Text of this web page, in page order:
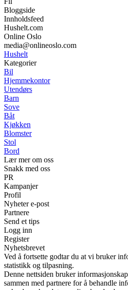
Bloggside
Innholdsfeed
Hushelt.com
Online Oslo
media@onlineoslo.com
Hushelt
Kategorier
Bil
Hjemmekontor
Utendørs
Barn
Sove
Båt
Kjøkken
Blomster
Stol
Bord
Lær mer om oss
Snakk med oss
PR
Kampanjer
Profil
Nyheter e-post
Partnere
Send et tips
Logg inn
Register
Nyhetsbrevet
Ved å fortsette godtar du at vi bruker
statistikk og tilpasning.
Denne nettsiden bruker
sammen med partnere for å behandle